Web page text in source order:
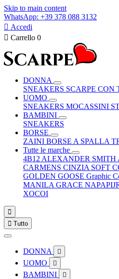
Skip to main content
WhatsApp: +39 378 088 3132
 Accedi
 Carrello 0
DONNA
SNEAKERS SCARPE CON
UOMO
SNEAKERS MOCASSINI
BAMBINI
SNEAKERS
BORSE
ZAINI BORSE A SPALLA
Tutte le marche
4B12 ALEXANDER SMITH
CARMENS CINZIA SOFT
GOLDEN GOOSE Graphic
MANILA GRACE
XOCOI

 Tutto
DONNA 
UOMO 
BAMBINI 